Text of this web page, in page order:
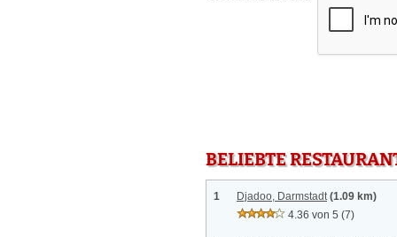
BELIEBTE
1 Djadoo, Darmstadt (1.09 km)
4.36 von 5 (7)